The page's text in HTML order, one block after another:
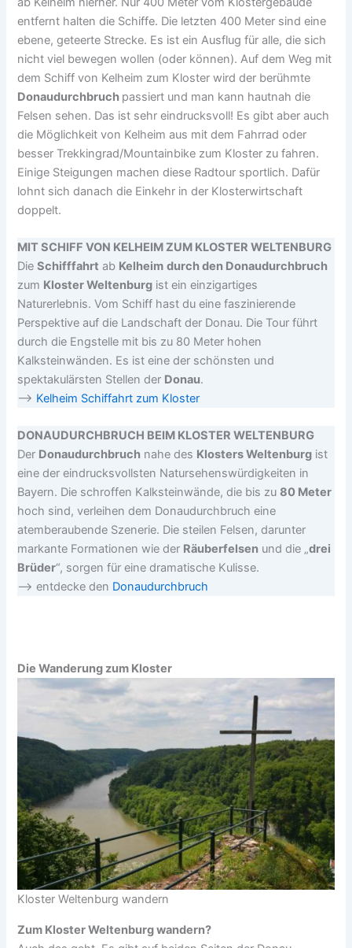
entfernt halten die Schiffe. Die letzten 400 Meter sind eine
ebene, geteerte Strecke. Es ist ein Ausflug für alle, die sich
nicht viel bewegen wollen (oder können). Auf dem Weg mit
dem Schiff von Kelheim zum Kloster wird der berühmte
Donaudurchbruch passiert und man kann hautnah die
Felsen sehen. Das ist sehr eindrucksvoll! Es gibt aber auch
die Möglichkeit von Kelheim aus mit dem Fahrrad oder
besser Trekkingrad/Mountainbike zum Kloster zu fahren.
Einige Steigungen machen diese Radtour sportlich. Dafür
lohnt sich danach die Einkehr in der Klosterwirtschaft
doppelt.
MIT SCHIFF VON KELHEIM ZUM KLOSTER WELTENBURG
DieSchifffahrt ab Kelheim durch den Donaudurchbruch
zum Kloster Weltenburg ist ein einzigartiges
Naturerlebnis. Vom Schiff hast du eine faszinierende
Perspektive auf die Landschaft der Donau. Die Tour führt
durch die Engstelle mit bis zu 80 Meter hohen
Kalksteinwänden. Es ist eine der schönsten und
spektakulärsten Stellen der Donau.
–> Kelheim Schiffahrt zum Kloster
DONAUDURCHBRUCH BEIM KLOSTER WELTENBURG
Der Donaudurchbruch nahe des Klosters Weltenburg ist
eine der eindrucksvollsten Natursehenswürdigkeiten in
Bayern. Die schroffen Kalksteinwände, die bis zu80 Meter
hoch sind, verleihen dem Donaudurchbruch eine
atemberaubende Szenerie. Die steilen Felsen, darunter
markante Formationen wie der Räuberfelsen und die „drei
Brüder“, sorgen für eine dramatische Kulisse.
–> entdecke den Donaudurchbruch
Die Wanderung zum Kloster
Kloster Weltenburg wandern
Zum Kloster Weltenburg wandern?